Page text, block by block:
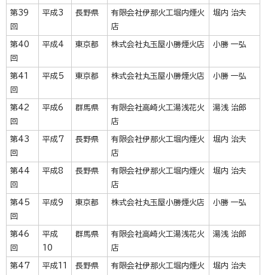
第39
回
平成3 長野県
有限会社伊那火工堀内煙火
店
堀内 治夫
第40
回
平成4 東京都 株式会社丸玉屋小勝煙火店 小勝 一弘
第41
回
平成5 東京都 株式会社丸玉屋小勝煙火店 小勝 一弘
第42
回
平成6 群馬県
有限会社高崎火工湯浅花火
店
湯浅 治郎
第43
回
平成7 長野県
有限会社伊那火工堀内煙火
店
堀内 治夫
第44
回
平成8 長野県
有限会社伊那火工堀内煙火
店
堀内 治夫
第45
回
平成9 東京都 株式会社丸玉屋小勝煙火店 小勝 一弘
第46
回
平成
10
群馬県
有限会社高崎火工湯浅花火
店
湯浅 治郎
第47
平成11 長野県
有限会社伊那火工堀内煙火
堀内 治夫